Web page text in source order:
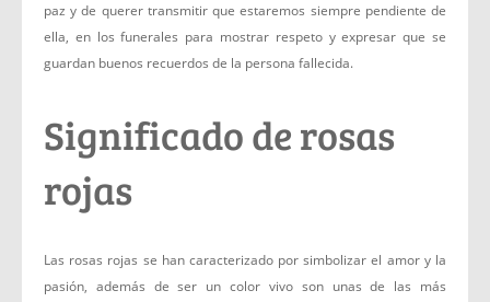
paz y de querer transmitir que estaremos siempre pendiente de
ella, en los funerales para mostrar respeto y expresar que se
guardan buenos recuerdos de la persona fallecida.
Significado de rosas
rojas
Las rosas rojas se han caracterizado por simbolizar el amor y la
pasión, además de ser un color vivo son unas de las más